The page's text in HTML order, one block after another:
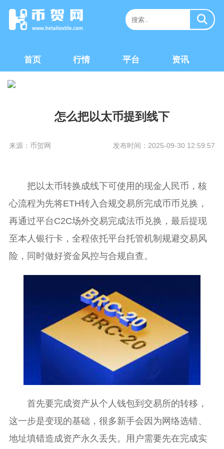
首页 行情 平台 资讯
怎么把以太币提到线下
来源：币贺网 发布时间：2025-09-30 12:59:57
把以太币转换成线下可使用的现金人民币，核
心流程为先将ETH转入合规交易所完成币币兑换，
再通过平台C2C场外交易完成法币兑换，最后提现
至本人银行卡，全程依托平台托管机制规避交易风
险，同时做好资金风控与合规自查。
首先要完成资产从个人钱包到交易所的转移，
这一步是变现的基础，很多新手会因为网络选错、
地址填错造成资产永久丢失。用户需要先在完成实